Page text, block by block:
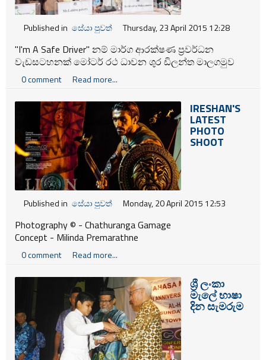
Published in සේයා පුවත් Thursday, 23 April 2015 12:28
"I'm A Safe Driver" නම් මාර්ග ආරක්ෂණ ප්‍රවර්ධන
වැඩසටහනක් මෝටර් රථ ධාවන ශුර ඩිලන්ත මාලගමුව
සහ ගයන ශිල්පී ඉන්ෆාස්ගේ මුලිකත්වයෙන් ආරම්භ කර
ඇත.
0 comment Read more...
IRESHAN'S
LATEST
PHOTO
SHOOT
Published in සේයා පුවත් Monday, 20 April 2015 12:53
Photography © - Chathuranga Gamage
Concept - Milinda Premarathne
Model - Ireshan Perera
Costume - Mark Stevensont (USA)
Location - Battaramulla
Retouch - Kasun Jananjaya
0 comment Read more...
ශ්‍රී ලංකා
මැලේ භාෂා
දින සැමරුම